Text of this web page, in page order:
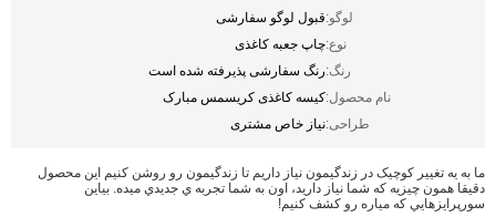
لوگو:قبول لوگو سفارشی
نوع:چاپ جعبه کاغذی
رنگ:رنگ سفارشی پذیرفته شده است
نام محصول:کیسه کاغذی کریسمس مبارک
طراحی:نیاز خاص مشتری
ما به يه تغيير کوچيک در زندگيمون نياز داريم تا زندگيمون رو روشن کنيم اين محصول
دقیقا همون چيزيه که شما نياز داريد، اون به شما تجربه ي جديدي ميده. بياين
سورپرايزهايي که مياره رو کشف کنيم!